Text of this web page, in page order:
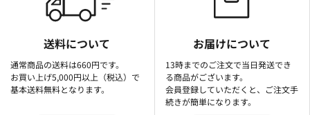
送料について
通常商品の送料は660円です。
お買い上げ5,000円以上（税込）で
基本送料無料となります。
お届けについて
13時までのご注文で当日発送でき
る商品がございます。
会員登録していただくと、ご注文手
続きが簡単になります。